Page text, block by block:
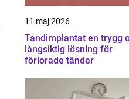
11 maj 2026
Tandimplantat en trygg och
långsiktig lösning för
förlorade tänder